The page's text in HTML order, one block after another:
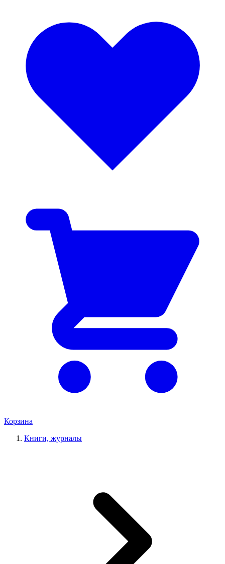
Корзина
Книги, журналы